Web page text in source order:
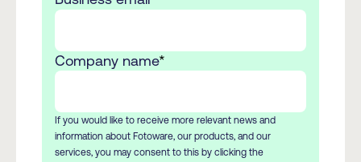
Company name*
If you would like to receive more relevant news and
information about Fotoware, our products, and our
services, you may consent to this by clicking the